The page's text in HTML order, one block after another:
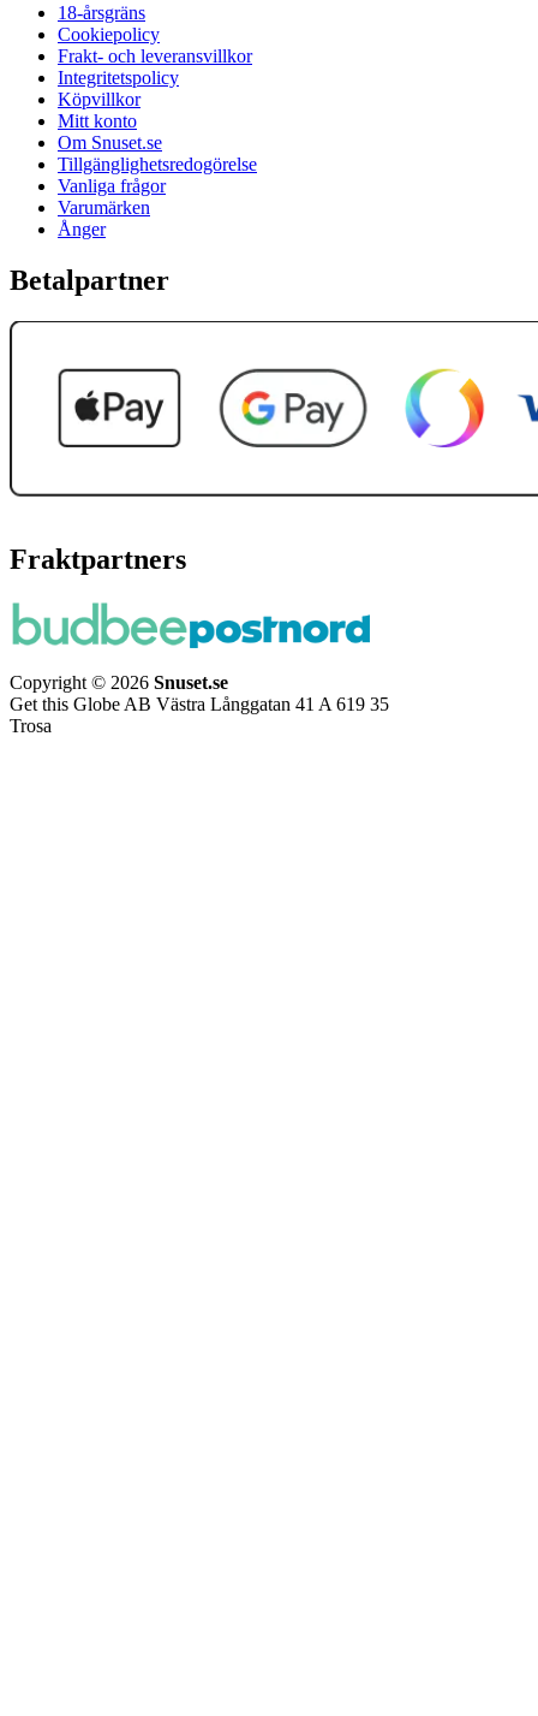
18-årsgräns
Cookiepolicy
Frakt- och leveransvillkor
Integritetspolicy
Köpvillkor
Mitt konto
Om Snuset.se
Tillgänglighetsredogörelse
Vanliga frågor
Varumärken
Ånger
Betalpartner
Fraktpartners
Copyright © 2026 Snuset.se
Get this Globe AB Västra Långgatan 41 A 619 35
Trosa